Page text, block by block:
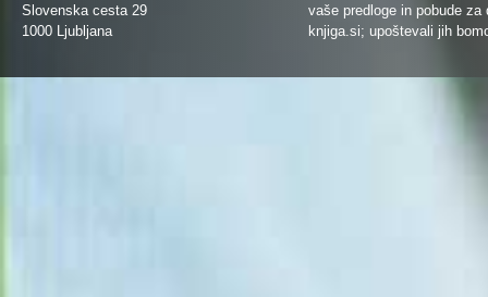
Slovenska cesta 29
1000 Ljubljana
vaše predloge in pobude
knjiga.si; upoštevali jih